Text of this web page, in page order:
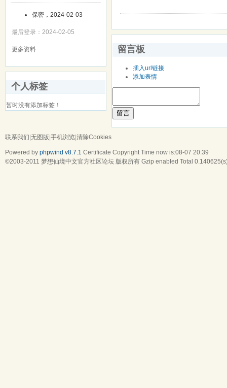
保密，2024-02-03
最后登录：2024-02-05
更多资料
个人标签
暂时没有添加标签！
留言板
插入url链接
添加表情
留言
联系我们|无图版|手机浏览|清除Cookies
Powered by phpwind v8.7.1 Certificate Copyright Time now is:08-07 20:39
©2003-2011 梦想仙境中文官方社区论坛 版权所有 Gzip enabled Total